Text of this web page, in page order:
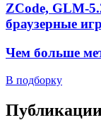
ZCode, GLM-
браузерные
Чем больше
В подборку